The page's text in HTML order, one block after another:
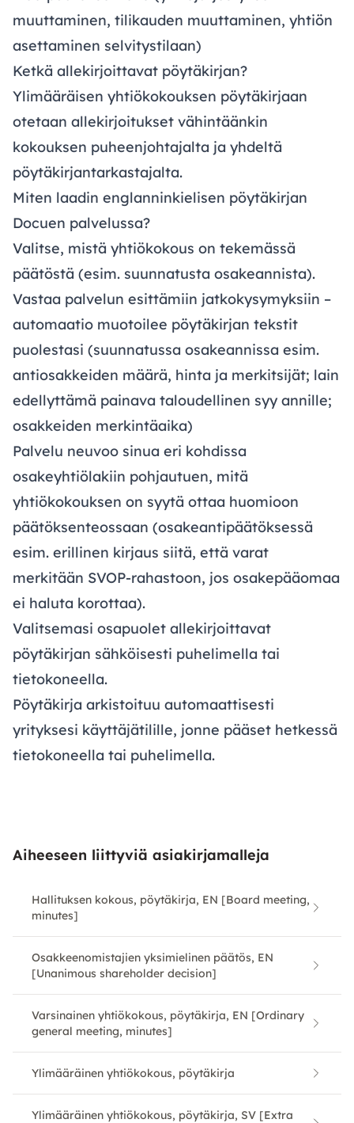
muuttaminen, tilikauden muuttaminen, yhtiön
asettaminen selvitystilaan)
Ketkä allekirjoittavat pöytäkirjan?
Ylimääräisen yhtiökokouksen pöytäkirjaan
otetaan allekirjoitukset vähintäänkin
kokouksen puheenjohtajalta ja yhdeltä
pöytäkirjantarkastajalta.
Miten laadin englanninkielisen pöytäkirjan
Docuen palvelussa?
Valitse, mistä yhtiökokous on tekemässä
päätöstä (esim. suunnatusta osakeannista).
Vastaa palvelun esittämiin jatkokysymyksiin –
automaatio muotoilee pöytäkirjan tekstit
puolestasi (suunnatussa osakeannissa esim.
antiosakkeiden määrä, hinta ja merkitsijät; lain
edellyttämä painava taloudellinen syy annille;
osakkeiden merkintäaika)
Palvelu neuvoo sinua eri kohdissa
osakeyhtiölakiin pohjautuen, mitä
yhtiökokouksen on syytä ottaa huomioon
päätöksenteossaan (osakeantipäätöksessä
esim. erillinen kirjaus siitä, että varat
merkitään SVOP-rahastoon, jos osakepääomaa
ei haluta korottaa).
Valitsemasi osapuolet allekirjoittavat
pöytäkirjan sähköisesti puhelimella tai
tietokoneella.
Pöytäkirja arkistoituu automaattisesti
yrityksesi käyttäjätilille, jonne pääset hetkessä
tietokoneella tai puhelimella.
Aiheeseen liittyviä asiakirjamalleja
Hallituksen kokous, pöytäkirja, EN [Board meeting,
minutes]
Osakkeenomistajien yksimielinen päätös, EN
[Unanimous shareholder decision]
Varsinainen yhtiökokous, pöytäkirja, EN [Ordinary
general meeting, minutes]
Ylimääräinen yhtiökokous, pöytäkirja
Ylimääräinen yhtiökokous, pöytäkirja, SV [Extra